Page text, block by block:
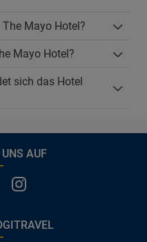
Mayo Hotel?
Mayo Hotel?
sich das Hotel
AUF